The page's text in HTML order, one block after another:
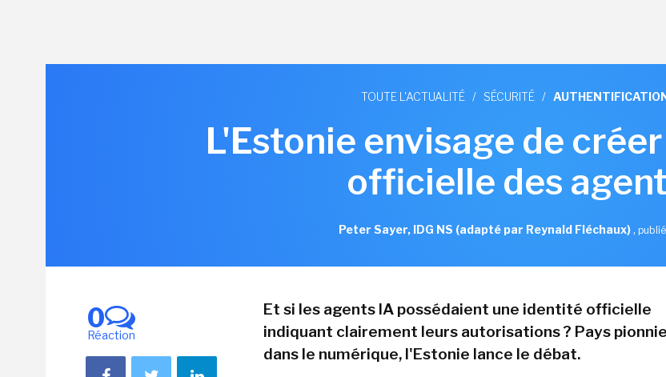
TOUTE L'ACTUALITÉ / SÉCURITÉ /
L'Estonie envisage de
officielle des
Peter Sayer, IDG NS (adapté par Reynald Fléchaux),
0
Réaction
Et si les agents IA possédaient une identité officielle
indiquant clairement leurs autorisations ? Pays
dans le numérique, l'Estonie lance le débat.